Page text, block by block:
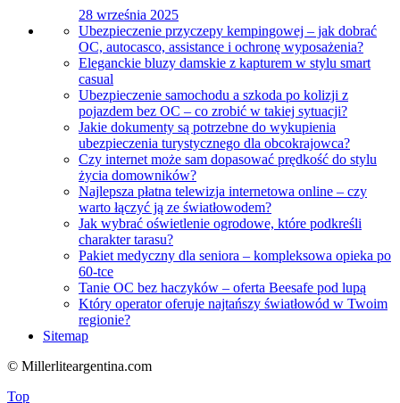
28 września 2025
Ubezpieczenie przyczepy kempingowej – jak dobrać
OC, autocasco, assistance i ochronę wyposażenia?
Eleganckie bluzy damskie z kapturem w stylu smart
casual
Ubezpieczenie samochodu a szkoda po kolizji z
pojazdem bez OC – co zrobić w takiej sytuacji?
Jakie dokumenty są potrzebne do wykupienia
ubezpieczenia turystycznego dla obcokrajowca?
Czy internet może sam dopasować prędkość do stylu
życia domowników?
Najlepsza płatna telewizja internetowa online – czy
warto łączyć ją ze światłowodem?
Jak wybrać oświetlenie ogrodowe, które podkreśli
charakter tarasu?
Pakiet medyczny dla seniora – kompleksowa opieka po
60-tce
Tanie OC bez haczyków – oferta Beesafe pod lupą
Który operator oferuje najtańszy światłowód w Twoim
regionie?
Sitemap
© Millerliteargentina.com
Top